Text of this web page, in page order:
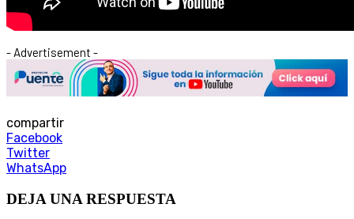
- Advertisement -
compartir
Facebook
Twitter
WhatsApp
DEJA UNA RESPUESTA